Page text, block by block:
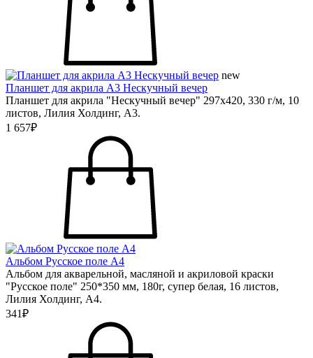
new
Планшет для акрила А3 Нескучный вечер
Планшет для акрила "Нескучный вечер" 297х420, 330 г/м, 10
листов, Лилия Холдинг, А3.
1 657₽
Альбом Русское поле А4
Альбом для акварельной, масляной и акриловой краски
"Русское поле" 250*350 мм, 180г, супер белая, 16 листов,
Лилия Холдинг, А4.
341₽